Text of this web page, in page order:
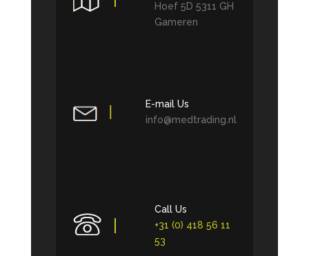
Hoef 5D 5311 GH
Gameren
E-mail Us
info@medtrading.nl
Call Us
+31 (0) 418 56 11
53